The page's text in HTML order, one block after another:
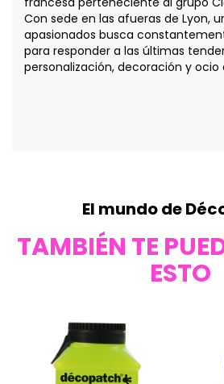
Con sede en las afueras de Lyon,
apasionados busca
para responder a las últimas
personalización, decoración y ocio
El mundo de
TAMBIÉN TE
ESTO